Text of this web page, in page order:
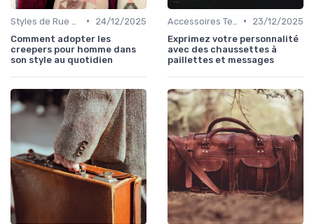
•
24/12/2025
Comment adopter les
creepers pour homme dans
son style au quotidien
•
23/12/2025
Exprimez votre personnalité
avec des chaussettes à
paillettes et messages